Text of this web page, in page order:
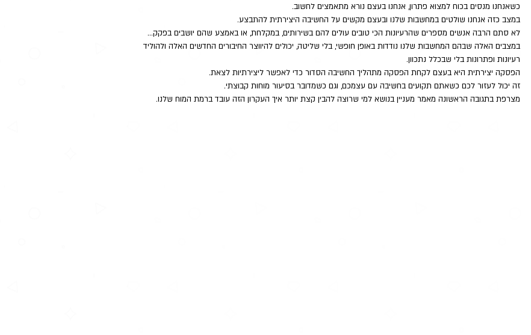
כשאנחנו מנסים בכוח למצוא פתרון, אנחנו בעצם נורא מתאמצים לחשוב.
במצב כזה אנחנו שולטים במחשבות שלנו ובעצם מקשים על החשיבה היצירתית להתבצע.
לא סתם הרבה אנשים מספרים שהרעיונות הכי טובים עולים להם בשירותים, במקלחת, או באמצע שהם יושבים בפקק...
במצבים האלה שבהם המחשבות שלנו נודדות באופן חופשי, בלי שליטה, יכולים להיווצר החיבורים החדשים האלה ולהוליד
רעיונות ופתרונות בלי שבכלל נתכוון.
הפסקה יצירתית היא בעצם לקחת הפסקה מתהליך החשיבה הסדור כדי לאפשר ליצירתיות לצאת.
זה יכול לעזור לכם כשאתם תקועים בחשיבה עם עצמכם, וגם כשמדובר בסיעור מוחות קבוצתי.
מצרפת בתגובה הראשונה מאמר מעניין בנושא למי שרוצה להבין קצת יותר איך העקרון הזה עובד ברמת המוח שלנו.